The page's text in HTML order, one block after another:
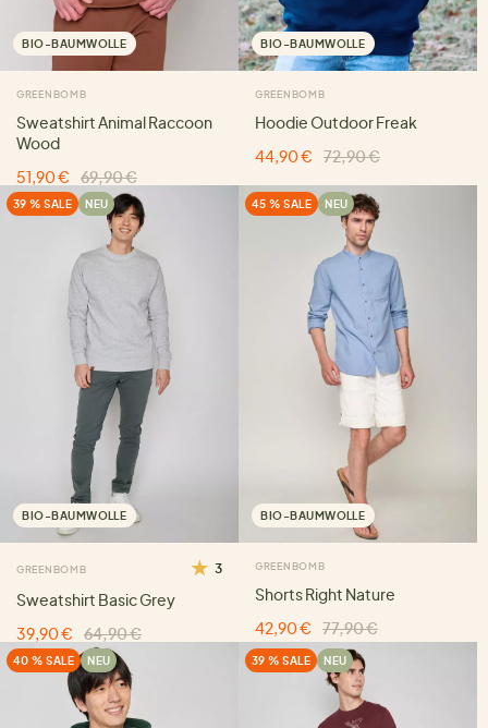
BIO-BAUMWOLLE
GREENBOMB
Sweatshirt Animal Raccoon
Wood
51,90 €
69,90 €
BIO-BAUMWOLLE
GREENBOMB
Hoodie Outdoor Freak
44,90 €
72,90 €
39 % SALE NEU
BIO-BAUMWOLLE
GREENBOMB 3
Sweatshirt Basic Grey
39,90 €
64,90 €
45 % SALE NEU
BIO-BAUMWOLLE
GREENBOMB
Shorts Right Nature
42,90 €
77,90 €
40 % SALE NEU 39 % SALE NEU